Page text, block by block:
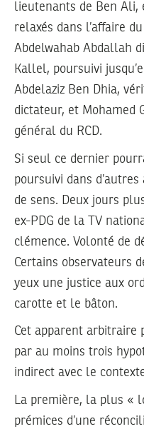
lieutenants de Ben Ali,
relaxés dans l’affaire
Abdelwahab Abdallah
Kallel, poursuivi
Abdelaziz Ben Dhia,
dictateur, et Mohamed
général du RCD.
Si seul ce dernier
poursuivi dans
de sens. Deux jours
ex-PDG de la TV
clémence. Volonté de
Certains observateurs
yeux une justice aux
carotte et le bâton.
Cet apparent arbitraire
par au moins trois
indirect avec le
La première, la plus «
prémices d’une